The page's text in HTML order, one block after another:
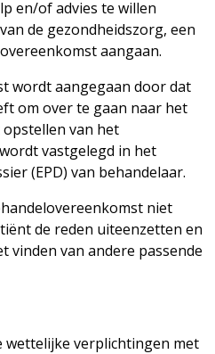
en/of advies te willen
de gezondheidszorg, een
aangaan.
wordt aangegaan door dat
om over te gaan naar het
van het
vastgelegd in het
(EPD) van behandelaar.
niet
de reden uiteenzetten en
vinden van andere passende
wettelijke verplichtingen met